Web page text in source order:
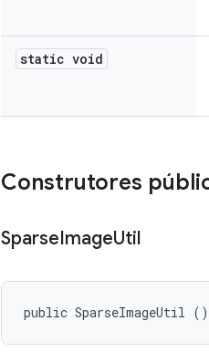
static void
Construtores
SparseImageUtil
public SparseImageUtil ()